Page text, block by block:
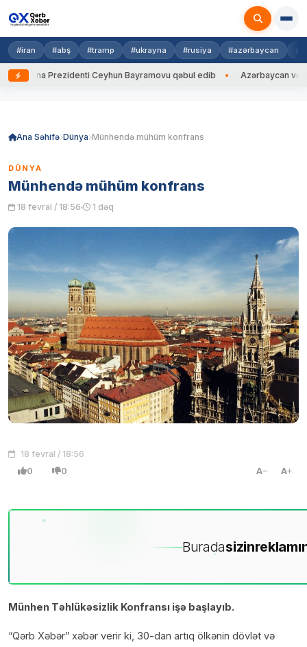
#iran #abş #tramp #ukrayna #rusiya #azərbaycan
Prezidenti Ceyhun Bayramovu qəbul edib Azərbaycan və
Ana Səhifə Dünya Münhendə mühüm konfrans
DÜNYA
Münhendə mühüm konfrans
18 fevral / 18:56 1 dəq
18 fevral / 18:56
0 0 A A
Buradasizin
Münhen Təhlükəsizlik Konfransı işə başlayıb.
“Qərb Xəbər” xəbər verir ki, 30-dan artıq ölkənin dövlət və